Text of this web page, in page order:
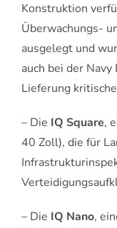
Konstruktion
Überwachungs-
ausgelegt und
auch bei der
Lieferung
– Die IQ Square,
40 Zoll), die für
– Die IQ Nano,